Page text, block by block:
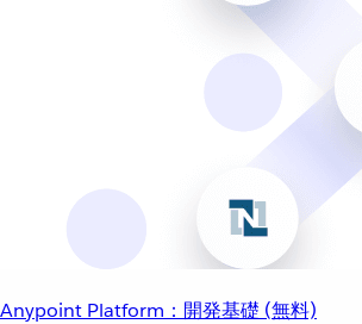
Anypoint Platform：開発基礎 (無料)